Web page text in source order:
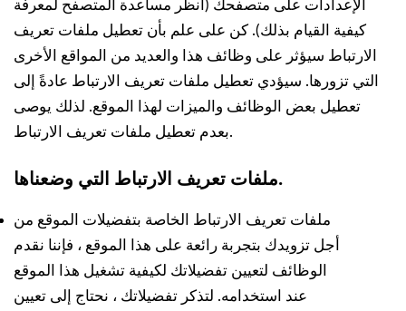
الإعدادات على متصفحك (انظر مساعدة المتصفح لمعرفة
كيفية القيام بذلك). كن على علم بأن تعطيل ملفات تعريف
الارتباط سيؤثر على وظائف هذا والعديد من المواقع الأخرى
التي تزورها. سيؤدي تعطيل ملفات تعريف الارتباط عادةً إلى
تعطيل بعض الوظائف والميزات لهذا الموقع. لذلك يوصى
بعدم تعطيل ملفات تعريف الارتباط.
ملفات تعريف الارتباط التي وضعناها.
ملفات تعريف الارتباط الخاصة بتفضيلات الموقع من
أجل تزويدك بتجربة رائعة على هذا الموقع ، فإننا نقدم
الوظائف لتعيين تفضيلاتك لكيفية تشغيل هذا الموقع
عند استخدامه. لتذكر تفضيلاتك ، نحتاج إلى تعيين